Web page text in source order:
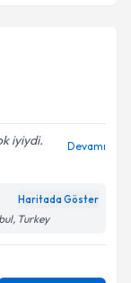
iyiydi.
Devamı
Haritada Göster
Turkey